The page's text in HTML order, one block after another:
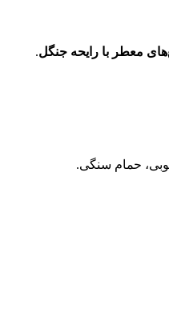
معطر با رایحه جنگل.
حمام سنگی.